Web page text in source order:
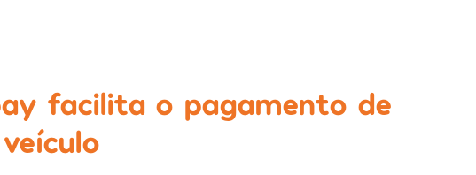
facilita o pagamento de